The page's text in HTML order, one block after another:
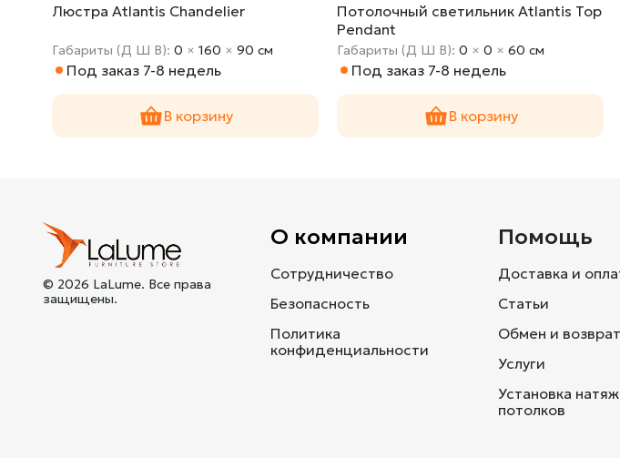
Люстра Atlantis Chandelier
Габариты (Д Ш В):0 ×160 ×90 cм
Под заказ 7-8 недель
В корзину
Потолочный светильник Atlantis Top
Pendant
Габариты (Д Ш В):0 ×0 ×60 cм
Под заказ 7-8 недель
В корзину
© 2026 LaLume. Все права
защищены.
О компании
Сотрудничество
Безопасность
Политика
конфиденциальности
Помощь
Доставка и
Статьи
Обмен и возврат
Услуги
Установка
потолков